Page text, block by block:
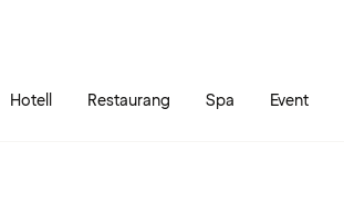
Hotell Restaurang Spa Event